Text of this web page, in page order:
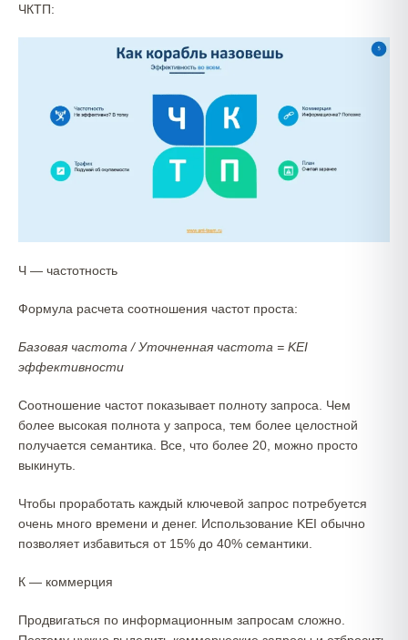
ЧКТП:
Ч — частотность
Формула расчета соотношения частот проста:
Базовая частота / Уточненная частота = KEI
эффективности
Соотношение частот показывает полноту запроса. Чем
более высокая полнота у запроса, тем более целостной
получается семантика. Все, что более 20, можно просто
выкинуть.
Чтобы проработать каждый ключевой запрос потребуется
очень много времени и денег. Использование KEI обычно
позволяет избавиться от 15% до 40% семантики.
К — коммерция
Продвигаться по информационным запросам сложно.